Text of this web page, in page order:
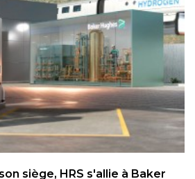
siège, HRS s'allie à Baker